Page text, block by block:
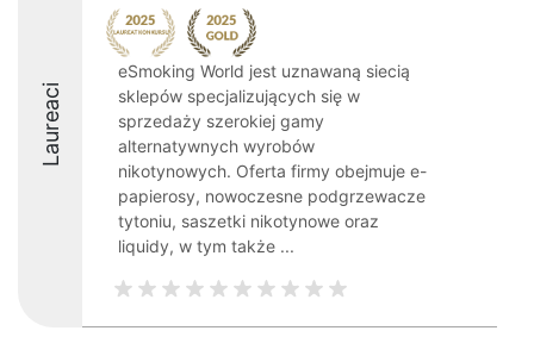
Laureaci
eSmoking World jest uznawaną siecią
sklepów specjalizujących się w
sprzedaży szerokiej gamy
alternatywnych wyrobów
nikotynowych. Oferta firmy obejmuje e-
papierosy, nowoczesne podgrzewacze
tytoniu, saszetki nikotynowe oraz
liquidy, w tym także ...